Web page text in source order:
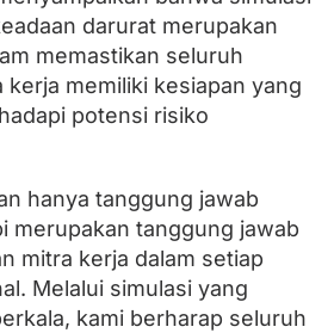
darurat merupakan
memastikan seluruh
memiliki kesiapan yang
potensi risiko
hanya tanggung jawab
merupakan tanggung jawab
mitra kerja dalam setiap
Melalui simulasi yang
kami berharap seluruh